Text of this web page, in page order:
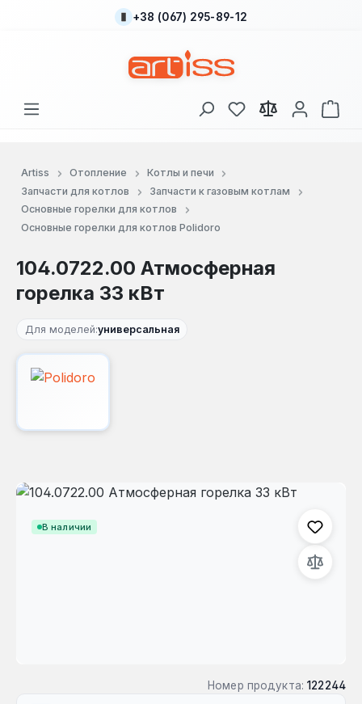
Перейти к основному содержанию
+38 (067) 295-89-12
У вас есть товары
В
Artiss Отопление
Котлы и печи
Запчасти для котлов
Запчасти к газовым котлам
Основные горелки для котлов
Основные горелки для котлов Polidoro
104.0722.00 Атмосферная
горелка 33 кВт
Для моделей:универсальная
В наличии
Пропустить галерею изображений
Номер продукта: 122244